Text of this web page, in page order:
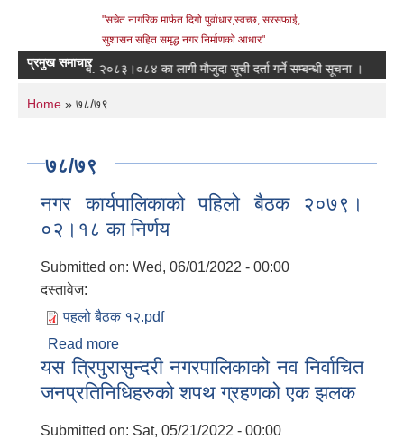
"सचेत नागरिक मार्फत दिगो पुर्वाधार,स्वच्छ, सरसफाई,
सुशासन सहित समृद्ध नगर निर्माणको आधार"
प्रमुख समाचार
आ.ब. २०८३।०८४ का लागी मौजुदा सूची दर्ता गर्ने सम्बन्धी सूचना ।
You are here
Home » ७८/७९
७८/७९
नगर कार्यपालिकाको पहिलो बैठक २०७९।
०२।१८ का निर्णय
Submitted on: Wed, 06/01/2022 - 00:00
दस्तावेज:
पहलो बैठक १२.pdf
Read more
०२।१८ का निर्णय
यस त्रिपुरासुन्दरी नगरपालिकाको नव निर्वाचित
जनप्रतिनिधिहरुको शपथ ग्रहणको एक झलक
Submitted on: Sat, 05/21/2022 - 00:00